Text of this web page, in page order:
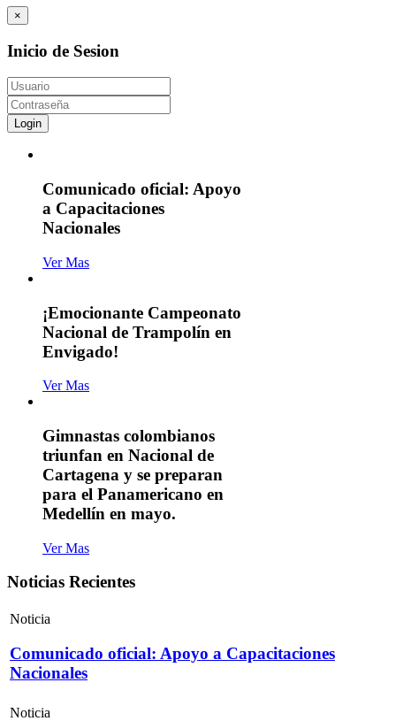
×
Inicio de Sesion
Login
Comunicado oficial: Apoyo
a Capacitaciones
Nacionales
Ver Mas
¡Emocionante Campeonato
Nacional de Trampolín en
Envigado!
Ver Mas
Gimnastas colombianos
triunfan en Nacional de
Cartagena y se preparan
para el Panamericano en
Medellín en mayo.
Ver Mas
Noticias Recientes
Noticia
Comunicado oficial: Apoyo a Capacitaciones
Nacionales
Noticia